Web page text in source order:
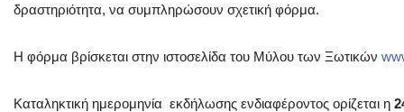
δραστηριότητα, να συμπληρώσουν σχετική φόρμα.
Η φόρμα βρίσκεται στην ιστοσελίδα του Μύλου των Ξωτικών
Καταληκτική ημερομηνία εκδήλωσης ενδιαφέροντος ορίζεται η